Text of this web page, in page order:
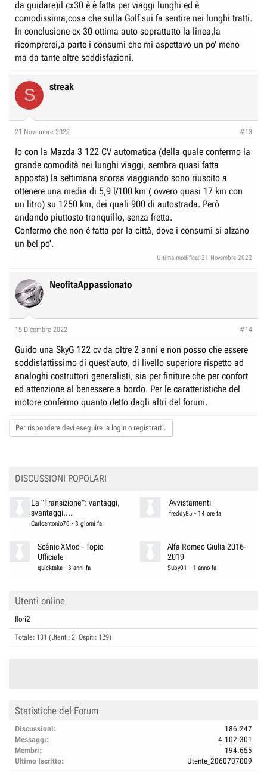
da guidare)il cx30 è è fatta per viaggi lunghi ed è
comodissima,cosa che sulla Golf sui fa sentire nei lunghi tratti.
In conclusione cx 30 ottima auto soprattutto la linea,la
ricomprerei,a parte i consumi che mi aspettavo un po' meno
ma da tante altre soddisfazioni.
S streak
21 Novembre 2022 #13
Io con la Mazda 3 122 CV automatica (della quale confermo la
grande comodità nei lunghi viaggi, sembra quasi fatta
apposta) la settimana scorsa viaggiando sono riuscito a
ottenere una media di 5,9 l/100 km ( ovvero quasi 17 km con
un litro) su 1250 km, dei quali 900 di autostrada. Però
andando piuttosto tranquillo, senza fretta.
Confermo che non è fatta per la città, dove i consumi si alzano
un bel po'.
Ultima modifica: 21 Novembre 2022
NeofitaAppassionato
15 Dicembre 2022 #14
Guido una SkyG 122 cv da oltre 2 anni e non posso che essere
soddisfattissimo di quest'auto, di livello superiore rispetto ad
analoghi costruttori generalisti, sia per finiture che per confort
ed attenzione al benessere a bordo. Per le caratteristiche del
motore confermo quanto detto dagli altri del forum.
Per rispondere devi eseguire la login o registrarti.
DISCUSSIONI POPOLARI
La "Transizione": vantaggi,
svantaggi,...
Carloantonio70 - 3 giorni fa
Avvistamenti
freddy85 - 14 ore fa
Scénic XMod - Topic
Ufficiale
quicktake -3 anni fa
Alfa Romeo Giulia 2016-
2019
Suby01 - 1 anno fa
Utenti online
flori2
Totale: 131 (Utenti: 2, Ospiti: 129)
Statistiche del Forum
Discussioni
186.247
Messaggi
4.102.301
Membri
194.655
Ultimo Iscritto
Utente_2060707009